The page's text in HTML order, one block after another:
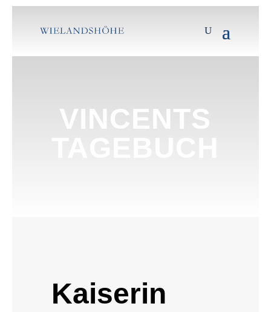
VINCENTS
Kaiserin